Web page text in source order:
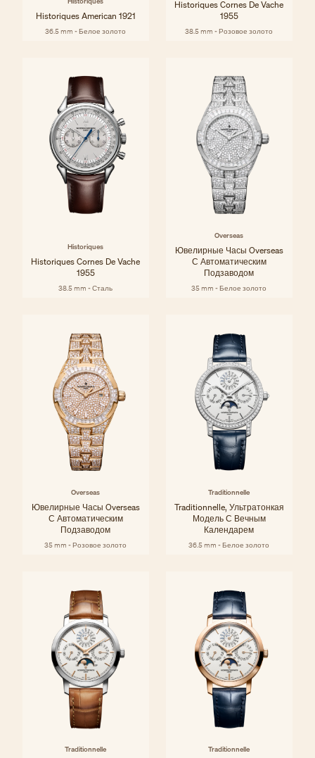
Historiques American 1921
36.5 mm - Белое золото
Historiques Cornes De Vache
1955
38.5 mm - Розовое золото
Historiques
Historiques Cornes De Vache
1955
38.5 mm - Сталь
Overseas
Ювелирные Часы Overseas
С Автоматическим
Подзаводом
35 mm - Белое золото
Overseas
Ювелирные Часы Overseas
С Автоматическим
Подзаводом
35 mm - Розовое золото
Traditionnelle
Traditionnelle, Ультратонкая
Модель С Вечным
Календарем
36.5 mm - Белое золото
Traditionnelle Traditionnelle